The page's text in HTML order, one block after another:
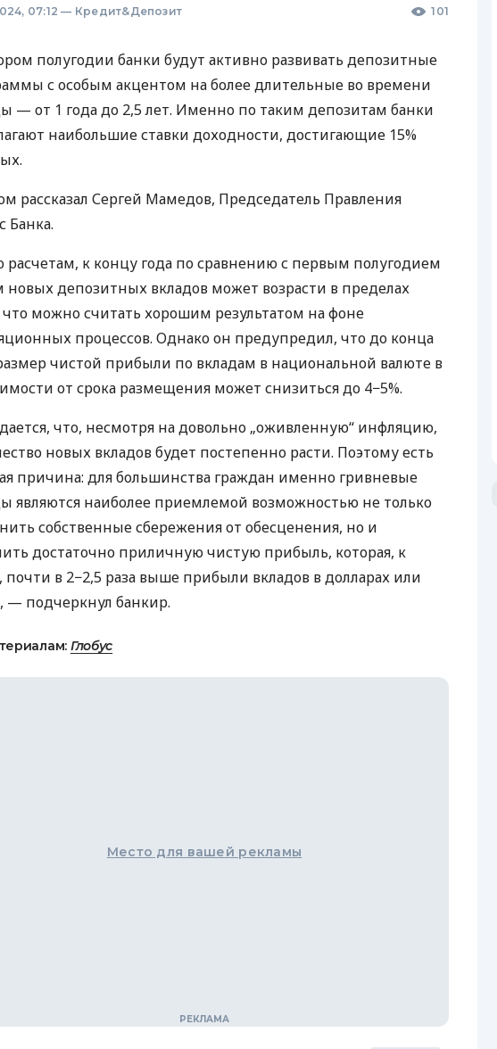
ПУТЕВОДИТЕЛИ ПО
07:12 — Кредит&Депозит 101
полугодии банки будут активно развивать депозитные
с особым акцентом на более длительные во времени
— от 1 года до 2,5 лет. Именно по таким депозитам банки
наибольшие ставки доходности, достигающие 15%
рассказал Сергей Мамедов, Председатель Правления
Банка.
расчетам, к концу года по сравнению с первым полугодием
новых депозитных вкладов может возрасти в пределах
что можно считать хорошим результатом на фоне
процессов. Однако он предупредил, что до конца
чистой прибыли по вкладам в национальной валюте в
от срока размещения может снизиться до 4−5%.
что, несмотря на довольно „оживленную“ инфляцию,
новых вкладов будет постепенно расти. Поэтому есть
причина: для большинства граждан именно гривневые
являются наиболее приемлемой возможностью не только
собственные сбережения от обесценения, но и
достаточно приличную чистую прибыль, которая, к
почти в 2−2,5 раза выше прибыли вкладов в долларах или
— подчеркнул банкир.
Глобус
Место для вашей рекламы